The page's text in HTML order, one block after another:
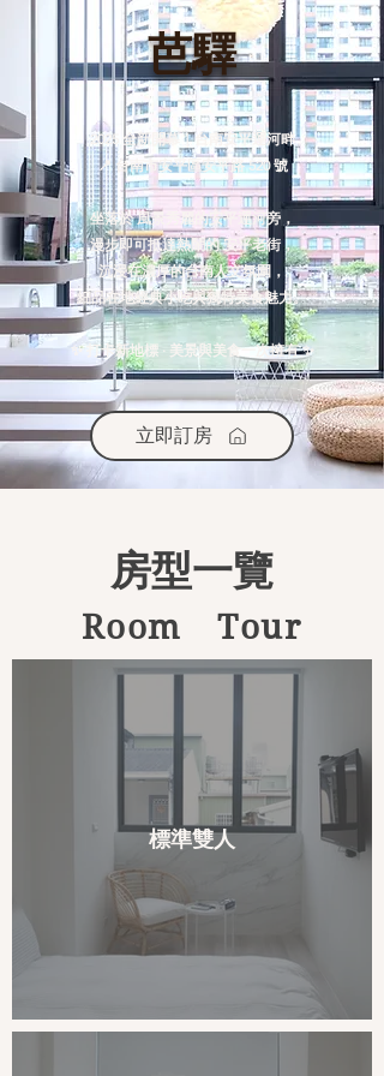
​芭驛
2025 全新開幕｜台南安平運河畔
📍 台南市安平區安平路 520 號
坐落於 風景秀麗的安平運河旁，
漫步即可抵達熱鬧的 安平老街，
沉浸在濃厚的台南人文氛圍，
細品在地經典小吃與獨特美食魅力。
✨ 打卡新地標 · 美景與美食一次擁有 ✨
立即訂房
房型一覽
R​oom Tour
標準雙人